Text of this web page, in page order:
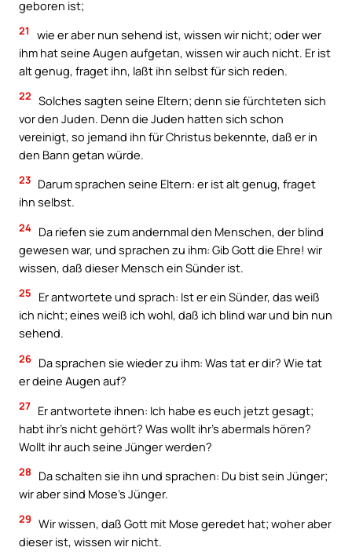
geboren ist;
21
wie er aber nun sehend ist, wissen wir nicht; oder wer
ihm hat seine Augen aufgetan, wissen wir auch nicht. Er ist
alt genug, fraget ihn, laßt ihn selbst für sich reden.
22 Solches sagten seine Eltern; denn sie fürchteten sich
vor den Juden. Denn die Juden hatten sich schon
vereinigt, so jemand ihn für Christus bekennte, daß er in
den Bann getan würde.
23 Darum sprachen seine Eltern: er ist alt genug, fraget
ihn selbst.
24 Da riefen sie zum andernmal den Menschen, der blind
gewesen war, und sprachen zu ihm: Gib Gott die Ehre! wir
wissen, daß dieser Mensch ein Sünder ist.
25
Er antwortete und sprach: Ist er ein Sünder, das weiß
ich nicht; eines weiß ich wohl, daß ich blind war und bin nun
sehend.
26 Da sprachen sie wieder zu ihm: Was tat er dir? Wie tat
er deine Augen auf?
27 Er antwortete ihnen: Ich habe es euch jetzt gesagt;
habt ihr’s nicht gehört? Was wollt ihr’s abermals hören?
Wollt ihr auch seine Jünger werden?
28
Da schalten sie ihn und sprachen: Du bist sein Jünger;
wir aber sind Mose’s Jünger.
29 Wir wissen, daß Gott mit Mose geredet hat; woher aber
dieser ist, wissen wir nicht.